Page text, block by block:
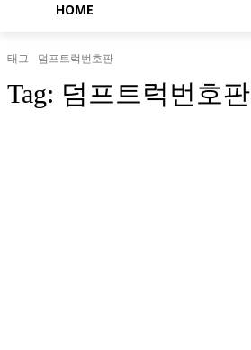
HOME
태그 덤프트럭번호판
Tag: 덤프트럭번호판